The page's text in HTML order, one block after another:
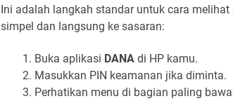
Ini adalah langkah standar untuk cara
simpel dan langsung ke sasaran:
Buka aplikasi DANA di HP kamu.
Masukkan PIN keamanan jika diminta.
Perhatikan menu di bagian paling